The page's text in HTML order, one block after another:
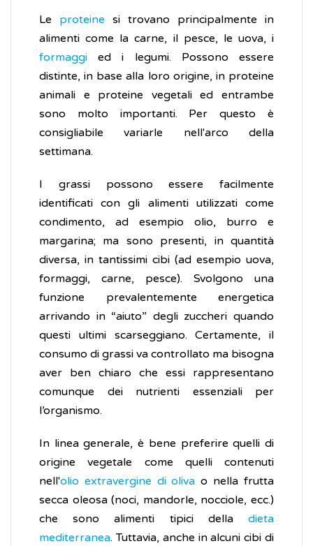
Le proteine si trovano principalmente in
alimenti come la carne, il pesce, le uova, i
formaggied i legumi. Possono essere
distinte, in base alla loro origine, in proteine
animali e proteine vegetali ed entrambe
sono molto importanti. Per questo è
consigliabile variarle nell'arco della
settimana.
I grassi possono essere facilmente
identificati con gli alimenti utilizzati come
condimento, ad esempio olio, burro e
margarina; ma sono presenti, in quantità
diversa, in tantissimi cibi (ad esempio uova,
formaggi, carne, pesce). Svolgono una
funzione prevalentemente energetica
arrivando in “aiuto” degli zuccheri quando
questi ultimi scarseggiano. Certamente, il
consumo di grassi va controllato ma bisogna
aver ben chiaro che essi rappresentano
comunque dei nutrienti essenziali per
l’organismo.
In linea generale, è bene preferire quelli di
origine vegetale come quelli contenuti
nell'olio extravergine di oliva o nella frutta
secca oleosa (noci, mandorle, nocciole, ecc.)
che sono alimenti tipici della dieta
mediterranea. Tuttavia, anche in alcuni cibi di